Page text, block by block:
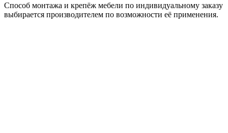
Способ монтажа и крепёж мебели по индивидуальному заказу
выбирается производителем по возможности её применения.